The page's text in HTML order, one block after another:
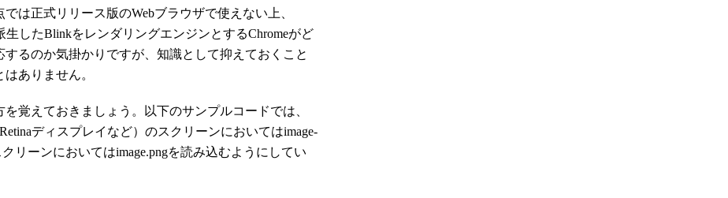
では正式リリース版のWebブラウザで使えない上、
生したBlinkをレンダリングエンジンとするChromeがど
するのか気掛かりですが、知識として抑えておくこと
ありません。
覚えておきましょう。以下のサンプルコードでは、
ディスプレイなど）のスクリーンにおいてはimage-
リーンにおいてはimage.pngを読み込むようにしてい